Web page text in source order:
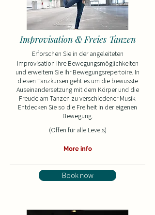
Improvisation &Freies Tanzen
Erforschen Sie in der angeleiteten
Improvisation Ihre Bewegungsmöglichkeiten
und erweitern Sie Ihr Bewegungsrepertoire. In
diesen Tanzkursen geht es um die bewusste
Auseinandersetzung mit dem Körper und die
Freude am Tanzen zu verschiedener Musik.
Entdecken Sie so die Freiheit in der eigenen
Bewegung.
(Offen für alle Levels)
More info
Book now